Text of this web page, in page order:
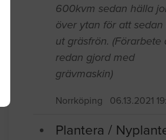
600kvm sedan hälla
över ytan för att
ut gräsfrön. (Förarbete
redan gjord med
grävmaskin)
Norrköping 06.13.2021
Plantera /